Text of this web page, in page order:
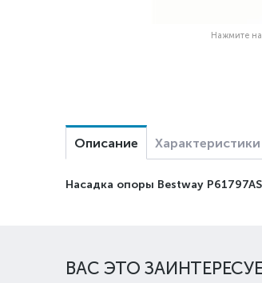
Нажмите на
Описание Характеристики
Насадка опоры Bestway
ВАС ЭТО